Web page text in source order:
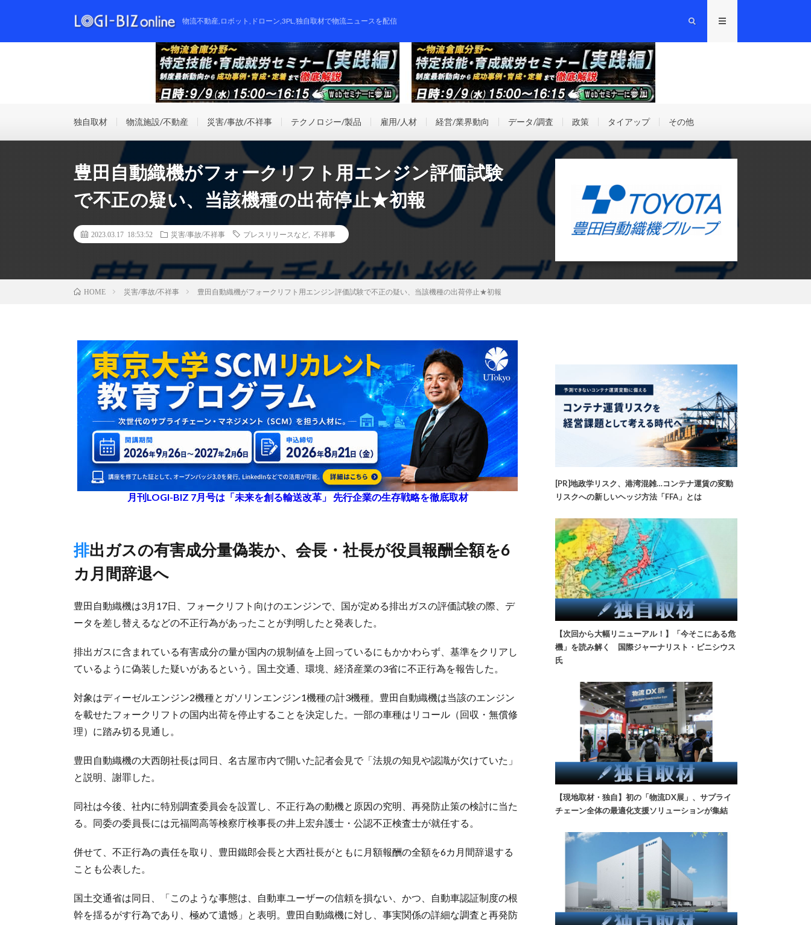
物流不動産,ロボット,ドローン,3PL,独自取材で物流ニュースを配信
独自取材 物流施設/不動産 災害/事故/不祥事 テクノロジー/製品 雇用/人材 経営/業界動向 データ/調査 政策 タイアップ その他
豊田自動織機がフォークリフト用エンジン評価試験
で不正の疑い、当該機種の出荷停止★初報
2023.03.17 18:53:52 災害/事故/不祥事 プレスリリースなど 不祥事
HOME 災害/事故/不祥事 豊田自動織機がフォークリフト用エンジン評価試験で不正の疑い、当該機種の出荷停止★初報
月刊LOGI-BIZ 7月号は「未来を創る輸送改革」 先行企業の生存戦略を徹底取材
排出ガスの有害成分量偽装か、会長・社長が役員報酬全額を6
カ月間辞退へ
豊田自動織機は3月17日、フォークリフト向けのエンジンで、国が定める排出ガスの評価試験の際、デ
ータを差し替えるなどの不正行為があったことが判明したと発表した。
排出ガスに含まれている有害成分の量が国内の規制値を上回っているにもかかわらず、基準をクリアし
ているように偽装した疑いがあるという。国土交通、環境、経済産業の3省に不正行為を報告した。
対象はディーゼルエンジン2機種とガソリンエンジン1機種の計3機種。豊田自動織機は当該のエンジン
を載せたフォークリフトの国内出荷を停止することを決定した。一部の車種はリコール（回収・無償修
理）に踏み切る見通し。
豊田自動織機の大西朗社長は同日、名古屋市内で開いた記者会見で「法規の知見や認識が欠けていた」
と説明、謝罪した。
同社は今後、社内に特別調査委員会を設置し、不正行為の動機と原因の究明、再発防止策の検討に当た
る。同委の委員長には元福岡高等検察庁検事長の井上宏弁護士・公認不正検査士が就任する。
併せて、不正行為の責任を取り、豊田鐵郎会長と大西社長がともに月額報酬の全額を6カ月間辞退する
ことも公表した。
国土交通省は同日、「このような事態は、自動車ユーザーの信頼を損ない、かつ、自動車認証制度の根
幹を揺るがす行為であり、極めて遺憾」と表明。豊田自動織機に対し、事実関係の詳細な調査と再発防
[PR]地政学リスク、港湾混雑…コンテナ運賃の変動
リスクへの新しいヘッジ方法「FFA」とは
【次回から大幅リニューアル！】「今そこにある危
機」を読み解く 国際ジャーナリスト・ビニシウス
氏
【現地取材・独自】初の「物流DX展」、サプライ
チェーン全体の最適化支援ソリューションが集結